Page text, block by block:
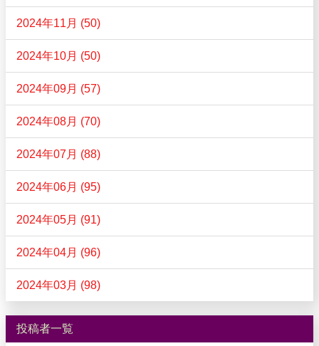
2024年11月 (50)
2024年10月 (50)
2024年09月 (57)
2024年08月 (70)
2024年07月 (88)
2024年06月 (95)
2024年05月 (91)
2024年04月 (96)
2024年03月 (98)
投稿者一覧